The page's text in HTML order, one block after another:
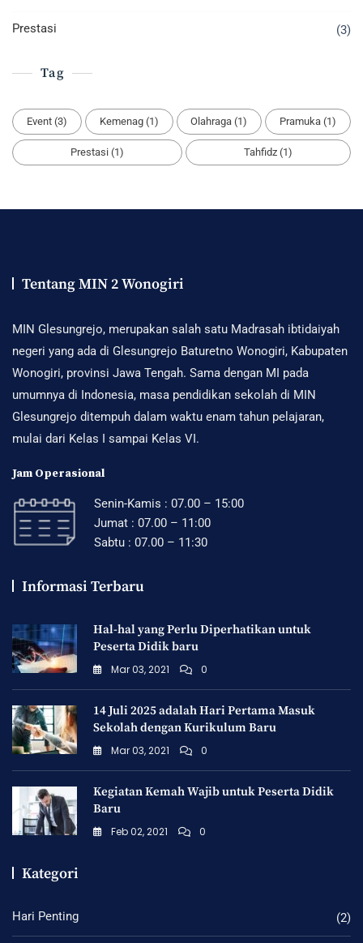
Prestasi (3)
Tag
Event(3) Kemenag(1) Olahraga (1) Pramuka (1)
Prestasi (1) Tahfidz (1)
Tentang MIN 2 Wonogiri
MIN Glesungrejo, merupakan salah satu Madrasah ibtidaiyah
negeri yang ada di Glesungrejo Baturetno Wonogiri, Kabupaten
Wonogiri, provinsi Jawa Tengah. Sama dengan MI pada
umumnya di Indonesia, masa pendidikan sekolah di MIN
Glesungrejo ditempuh dalam waktu enam tahun pelajaran,
mulai dari Kelas I sampai Kelas VI.
Jam Operasional
Senin-Kamis : 07.00 – 15:00
Jumat : 07.00 – 11:00
Sabtu : 07.00 – 11:30
Informasi Terbaru
Hal-hal yang Perlu Diperhatikan untuk
Peserta Didik baru
Mar 03, 2021 0
14 Juli 2025 adalah Hari Pertama Masuk
Sekolah dengan Kurikulum Baru
Mar 03, 2021 0
Kegiatan Kemah Wajib untuk Peserta Didik
Baru
Feb 02, 2021 0
Kategori
Hari Penting (2)